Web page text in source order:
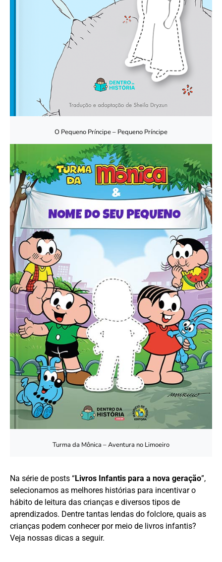
O Pequeno Príncipe – Pequeno Príncipe
Turma da Mônica – Aventura no Limoeiro
Na série de posts “Livros Infantis para a nova geração”,
selecionamos as melhores histórias para incentivar o
hábito de leitura das crianças e diversos tipos de
aprendizados. Dentre tantas lendas do folclore, quais as
crianças podem conhecer por meio de livros infantis?
Veja nossas dicas a seguir.